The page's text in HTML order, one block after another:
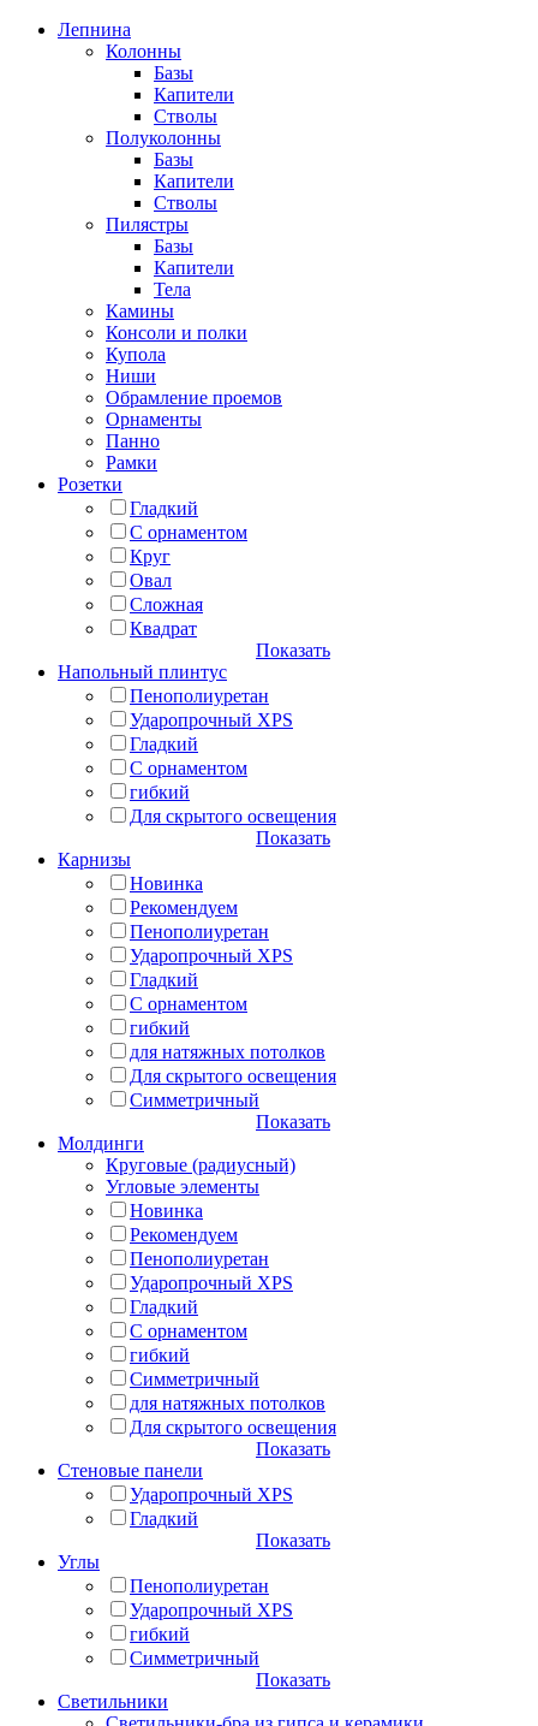
Лепнина
Колонны
Базы
Капители
Стволы
Полуколонны
Базы
Капители
Стволы
Пилястры
Базы
Капители
Тела
Камины
Консоли и полки
Купола
Ниши
Обрамление проемов
Орнаменты
Панно
Рамки
Розетки
Гладкий
С орнаментом
Круг
Овал
Сложная
Квадрат
Показать
Напольный плинтус
Пенополиуретан
Ударопрочный XPS
Гладкий
С орнаментом
гибкий
Для скрытого освещения
Показать
Карнизы
Новинка
Рекомендуем
Пенополиуретан
Ударопрочный XPS
Гладкий
С орнаментом
гибкий
для натяжных потолков
Для скрытого освещения
Симметричный
Показать
Молдинги
Круговые (радиусный)
Угловые элементы
Новинка
Рекомендуем
Пенополиуретан
Ударопрочный XPS
Гладкий
С орнаментом
гибкий
Симметричный
для натяжных потолков
Для скрытого освещения
Показать
Стеновые панели
Ударопрочный XPS
Гладкий
Показать
Углы
Пенополиуретан
Ударопрочный XPS
гибкий
Симметричный
Показать
Светильники